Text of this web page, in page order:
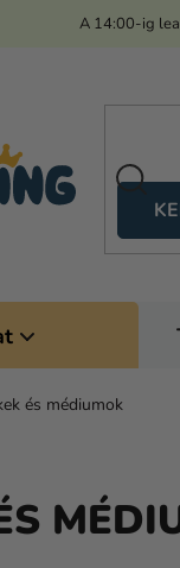
A 14:00-ig
és médiumok